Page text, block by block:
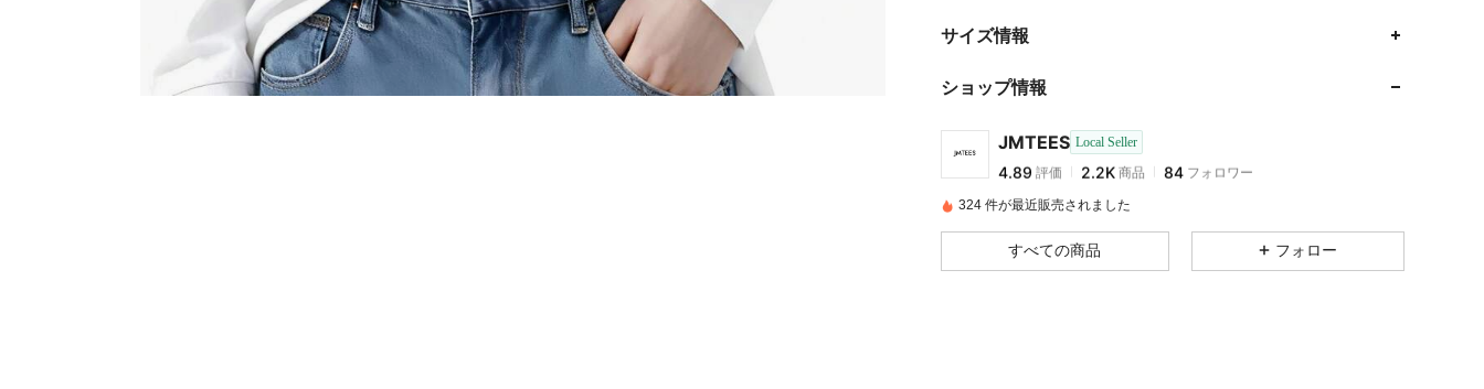
サイズ情報
ショップ情報
JMTEES Local Seller
4.89
4.89
4.89
2.2K商品
t***2 が1日前にフォローしました
4.89
2.2K
324 件が最近販売されました
すべての商品 フォロー